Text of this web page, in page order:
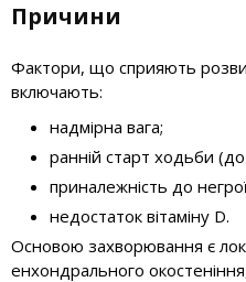
Причини
Фактори, що сприяють
включають:
надмірна вага;
ранній старт ходьби
приналежність до
недостаток вітаміну D.
Основою захворювання є
енхондрального